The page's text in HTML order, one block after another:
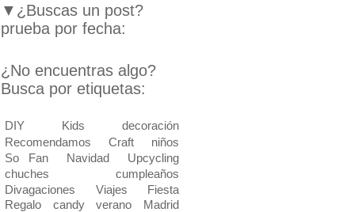
▼¿Buscas un post?
prueba por fecha:
¿No encuentras algo?
Busca por etiquetas:
DIY Kids
decoración
Recomendamos
Craft
niños
So Fan
Navidad
Upcycling
chuches
cumpleaños
Divagaciones
Viajes
Fiesta
Regalo
candy verano
Madrid